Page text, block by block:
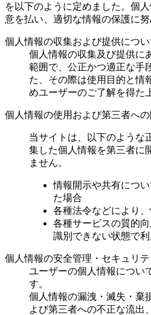
を以下のように定めました。個
意を払い、適切な情報の保護に努
個人情報の収集および提供につい
個人情報の収集及び提供に
範囲で、公正かつ適正な手
た、その際は使用目的と情
めユーザーのご了解を得た
個人情報の使用および第三者へ
当サイトは、以下のような
集した個人情報を第三者に
ません。
情報開示や共有につ
た場合
各種法令などにより
各種サービスの質的
識別できない状態で
個人情報の安全管理・セキュリ
ユーザーの個人情報につい
す。
個人情報の漏洩・滅失・棄
よび第三者への不正な流出